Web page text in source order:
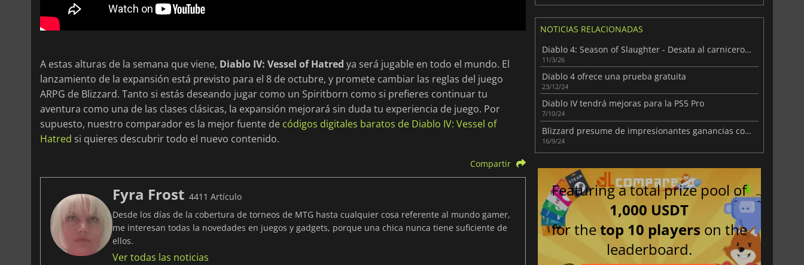
A estas alturas de la semana que viene, Diablo IV: Vessel of Hatred ya será jugable en todo el mundo. El
lanzamiento de la expansión está previsto para el 8 de octubre, y promete cambiar las reglas del juego
ARPG de Blizzard. Tanto si estás deseando jugar como un Spiritborn como si prefieres continuar tu
aventura como una de las clases clásicas, la expansión mejorará sin duda tu experiencia de juego. Por
supuesto, nuestro comparador es la mejor fuente de códigos digitales baratos de Diablo IV: Vessel of
Hatred si quieres descubrir todo el nuevo contenido.
Compartir
Fyra Frost 4411 Artículo
Desde los días de la cobertura de torneos de MTG hasta cualquier cosa referente al mundo gamer,
me interesan todas la novedades en juegos y gadgets, porque una chica nunca tiene suficiente de
ellos.
Ver todas las noticias
NOTICIAS RELACIONADAS
Diablo 4: Season of Slaughter - Desata al carnicero que llevas dentro
11/3/26
Diablo 4 ofrece una prueba gratuita
23/12/24
Diablo IV tendrá mejoras para la PS5 Pro
7/10/24
Blizzard presume de impresionantes ganancias con las microtransacciones de Diablo IV
16/9/24
Featuring a total prize pool of
1,000 USDT
for thetop 10 players on the
leaderboard.